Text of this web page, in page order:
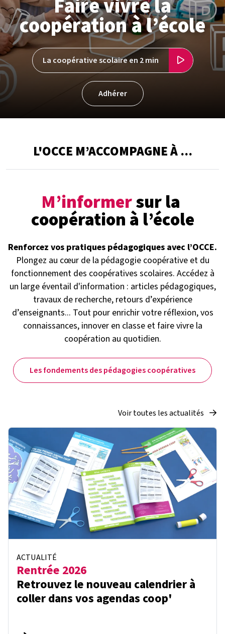
Faire vivre la
coopération à l’école
La coopérative scolaire en 2 min
Adhérer
L'OCCE M’ACCOMPAGNE À ...
M’informersur la
coopération à l’école
Renforcez vos pratiques pédagogiques avec l’OCCE.
Plongez au cœur de la pédagogie coopérative et du
fonctionnement des coopératives scolaires. Accédez à
un large éventail d'information : articles pédagogiques,
travaux de recherche, retours d’expérience
d’enseignants... Tout pour enrichir votre réflexion, vos
connaissances, innover en classe et faire vivre la
coopération au quotidien.
Les fondements des pédagogies coopératives
Voir toutes les actualités
ACTUALITÉ
Rentrée 2026
Retrouvez le nouveau calendrier à
coller dans vos agendas coop'